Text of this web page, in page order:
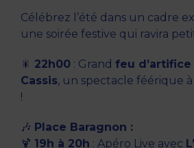
Célébrez l’été dans un cadre
une soirée festive qui ravira
🎇 22h00 : Grand feu d’artifice
Cassis, un spectacle féérique
!
🎶 Place Baragnon :
🍹 19h à 20h : Apéro Live avec